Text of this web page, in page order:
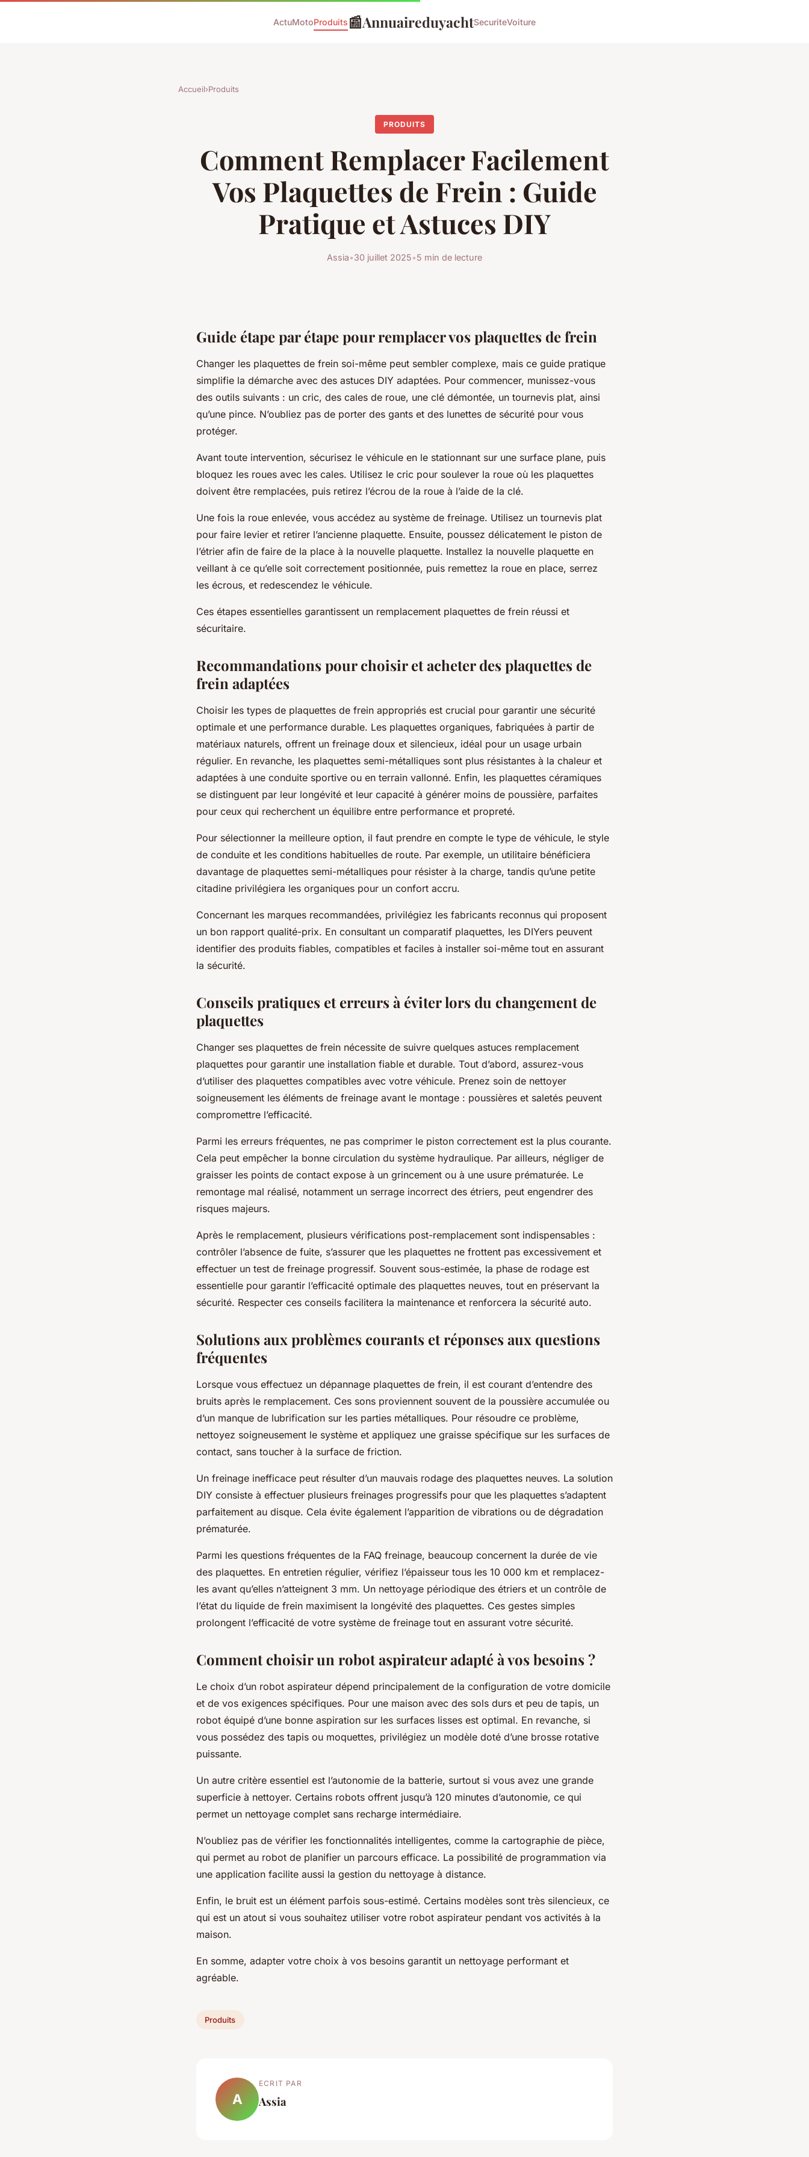
ActuMotoProduits 📰AnnuaireduyachtSecuriteVoiture
Accueil›Produits
PRODUITS
Comment Remplacer Facilement
Vos Plaquettes de Frein : Guide
Pratique et Astuces DIY
Assia•30 juillet 2025•5 min de lecture
Guide étape par étape pour remplacer vos plaquettes de frein
Changer les plaquettes de frein soi-même peut sembler complexe, mais ce guide pratique
simplifie la démarche avec des astuces DIY adaptées. Pour commencer, munissez-vous
des outils suivants : un cric, des cales de roue, une clé démontée, un tournevis plat, ainsi
qu’une pince. N’oubliez pas de porter des gants et des lunettes de sécurité pour vous
protéger.
Avant toute intervention, sécurisez le véhicule en le stationnant sur une surface plane, puis
bloquez les roues avec les cales. Utilisez le cric pour soulever la roue où les plaquettes
doivent être remplacées, puis retirez l’écrou de la roue à l’aide de la clé.
Une fois la roue enlevée, vous accédez au système de freinage. Utilisez un tournevis plat
pour faire levier et retirer l’ancienne plaquette. Ensuite, poussez délicatement le piston de
l’étrier afin de faire de la place à la nouvelle plaquette. Installez la nouvelle plaquette en
veillant à ce qu’elle soit correctement positionnée, puis remettez la roue en place, serrez
les écrous, et redescendez le véhicule.
Ces étapes essentielles garantissent un remplacement plaquettes de frein réussi et
sécuritaire.
Recommandations pour choisir et acheter des plaquettes de
frein adaptées
Choisir les types de plaquettes de frein appropriés est crucial pour garantir une sécurité
optimale et une performance durable. Les plaquettes organiques, fabriquées à partir de
matériaux naturels, offrent un freinage doux et silencieux, idéal pour un usage urbain
régulier. En revanche, les plaquettes semi-métalliques sont plus résistantes à la chaleur et
adaptées à une conduite sportive ou en terrain vallonné. Enfin, les plaquettes céramiques
se distinguent par leur longévité et leur capacité à générer moins de poussière, parfaites
pour ceux qui recherchent un équilibre entre performance et propreté.
Pour sélectionner la meilleure option, il faut prendre en compte le type de véhicule, le style
de conduite et les conditions habituelles de route. Par exemple, un utilitaire bénéficiera
davantage de plaquettes semi-métalliques pour résister à la charge, tandis qu’une petite
citadine privilégiera les organiques pour un confort accru.
Concernant les marques recommandées, privilégiez les fabricants reconnus qui proposent
un bon rapport qualité-prix. En consultant un comparatif plaquettes, les DIYers peuvent
identifier des produits fiables, compatibles et faciles à installer soi-même tout en assurant
la sécurité.
Conseils pratiques et erreurs à éviter lors du changement de
plaquettes
Changer ses plaquettes de frein nécessite de suivre quelques astuces remplacement
plaquettes pour garantir une installation fiable et durable. Tout d’abord, assurez-vous
d’utiliser des plaquettes compatibles avec votre véhicule. Prenez soin de nettoyer
soigneusement les éléments de freinage avant le montage : poussières et saletés peuvent
compromettre l’efficacité.
Parmi les erreurs fréquentes, ne pas comprimer le piston correctement est la plus courante.
Cela peut empêcher la bonne circulation du système hydraulique. Par ailleurs, négliger de
graisser les points de contact expose à un grincement ou à une usure prématurée. Le
remontage mal réalisé, notamment un serrage incorrect des étriers, peut engendrer des
risques majeurs.
Après le remplacement, plusieurs vérifications post-remplacement sont indispensables :
contrôler l’absence de fuite, s’assurer que les plaquettes ne frottent pas excessivement et
effectuer un test de freinage progressif. Souvent sous-estimée, la phase de rodage est
essentielle pour garantir l’efficacité optimale des plaquettes neuves, tout en préservant la
sécurité. Respecter ces conseils facilitera la maintenance et renforcera la sécurité auto.
Solutions aux problèmes courants et réponses aux questions
fréquentes
Lorsque vous effectuez un dépannage plaquettes de frein, il est courant d’entendre des
bruits après le remplacement. Ces sons proviennent souvent de la poussière accumulée ou
d’un manque de lubrification sur les parties métalliques. Pour résoudre ce problème,
nettoyez soigneusement le système et appliquez une graisse spécifique sur les surfaces de
contact, sans toucher à la surface de friction.
Un freinage inefficace peut résulter d’un mauvais rodage des plaquettes neuves. La solution
DIY consiste à effectuer plusieurs freinages progressifs pour que les plaquettes s’adaptent
parfaitement au disque. Cela évite également l’apparition de vibrations ou de dégradation
prématurée.
Parmi les questions fréquentes de la FAQ freinage, beaucoup concernent la durée de vie
des plaquettes. En entretien régulier, vérifiez l’épaisseur tous les 10 000 km et remplacez-
les avant qu’elles n’atteignent 3 mm. Un nettoyage périodique des étriers et un contrôle de
l’état du liquide de frein maximisent la longévité des plaquettes. Ces gestes simples
prolongent l’efficacité de votre système de freinage tout en assurant votre sécurité.
Comment choisir un robot aspirateur adapté à vos besoins ?
Le choix d’un robot aspirateur dépend principalement de la configuration de votre domicile
et de vos exigences spécifiques. Pour une maison avec des sols durs et peu de tapis, un
robot équipé d’une bonne aspiration sur les surfaces lisses est optimal. En revanche, si
vous possédez des tapis ou moquettes, privilégiez un modèle doté d’une brosse rotative
puissante.
Un autre critère essentiel est l’autonomie de la batterie, surtout si vous avez une grande
superficie à nettoyer. Certains robots offrent jusqu’à 120 minutes d’autonomie, ce qui
permet un nettoyage complet sans recharge intermédiaire.
N’oubliez pas de vérifier les fonctionnalités intelligentes, comme la cartographie de pièce,
qui permet au robot de planifier un parcours efficace. La possibilité de programmation via
une application facilite aussi la gestion du nettoyage à distance.
Enfin, le bruit est un élément parfois sous-estimé. Certains modèles sont très silencieux, ce
qui est un atout si vous souhaitez utiliser votre robot aspirateur pendant vos activités à la
maison.
En somme, adapter votre choix à vos besoins garantit un nettoyage performant et
agréable.
Produits
A
ECRIT PAR
Assia